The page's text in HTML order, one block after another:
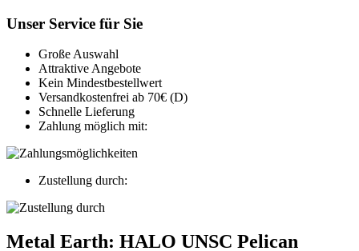
Unser Service für Sie
Große Auswahl
Attraktive Angebote
Kein Mindestbestellwert
Versandkostenfrei ab 70€ (D)
Schnelle Lieferung
Zahlung möglich mit:
Zustellung durch:
Metal Earth: HALO UNSC Pelican